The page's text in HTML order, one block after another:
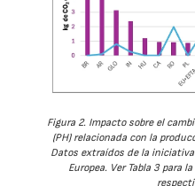
Figura 2. Impacto sobre el
(PH) relacionada con la
Datos extraídos de la
Europea. Ver Tabla 3 para